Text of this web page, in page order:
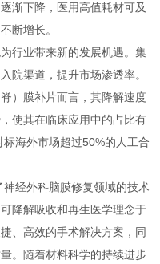
渐下降，医用高值耗材可及
断增长。
行业带来新的发展机遇。集
院渠道，提升市场渗透率。
）膜补片而言，其降解速度
使其在临床应用中的占比有
海外市场超过50%的人工合
经外科脑膜修复领域的技术
降解吸收和再生医学理念于
、高效的手术解决方案，同
。随着材料科学的持续进步